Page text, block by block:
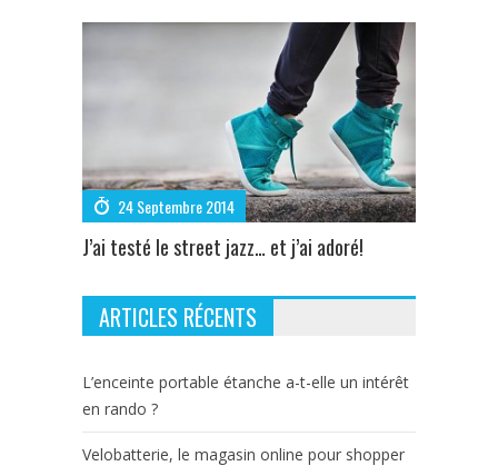
24 Septembre 2014
J’ai testé le street jazz… et j’ai adoré!
ARTICLES RÉCENTS
L’enceinte portable étanche a-t-elle un intérêt
en rando ?
Velobatterie, le magasin online pour shopper